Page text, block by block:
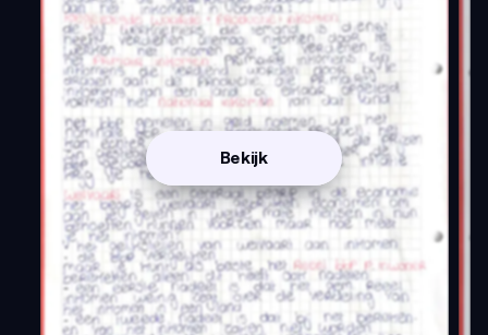
Bekijk